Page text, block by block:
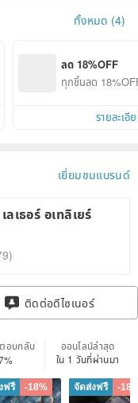
ทั้งหมด (4)
ลด 18%OFF
ทุกชิ้นลด
รายละเอี
เยี่ยมชมแบรนด์
เธอร์ อเทลิเยร์
ติดต่อดีไซเนอร์
ตอบกลับ
ออนไลน์ล่าสุด
ใน 1 วันที่ผ่านมา
ฟรี -18% จัดส่งฟรี -